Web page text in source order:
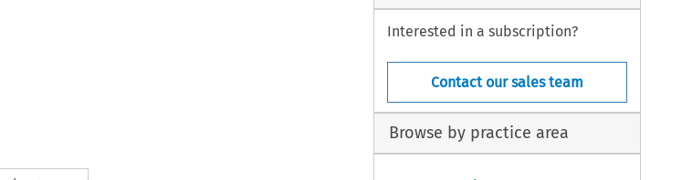
Interested in a subscription?
Contact our sales team
Browse by practice area